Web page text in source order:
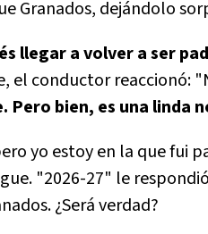
Granados, dejándolo
llegar a volver a ser
el conductor reaccionó:
Pero bien, es una linda
yo estoy en la que fui
"2026-27" le
¿Será verdad?